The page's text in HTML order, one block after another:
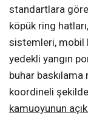
standartlara
köpük ring
sistemleri, mobil
yedekli yangın
buhar baskılama
koordineli
kamuoyunun